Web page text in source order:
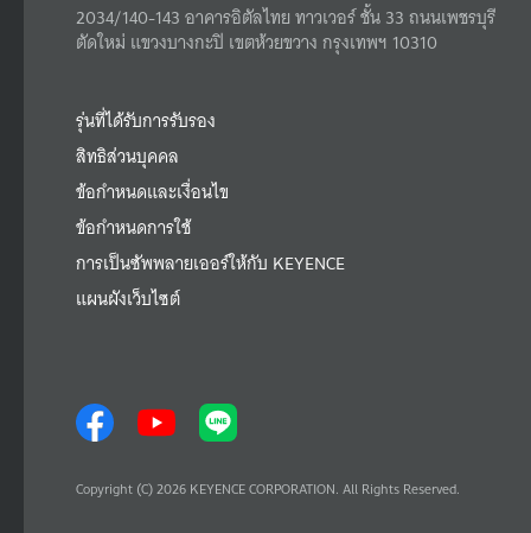
2034/140-143 อาคารอิตัลไทย ทาวเวอร์ ชั้น 33 ถนนเพชรบุรี
ตัดใหม่ แขวงบางกะปิ เขตห้วยขวาง กรุงเทพฯ 10310
รุ่นที่ได้รับการรับรอง
สิทธิส่วนบุคคล
ข้อกำหนดและเงื่อนไข
ข้อกำหนดการใช้
การเป็นซัพพลายเออร์ให้กับ KEYENCE
แผนผังเว็บไซต์
Copyright (C) 2026 KEYENCE CORPORATION. All Rights Reserved.